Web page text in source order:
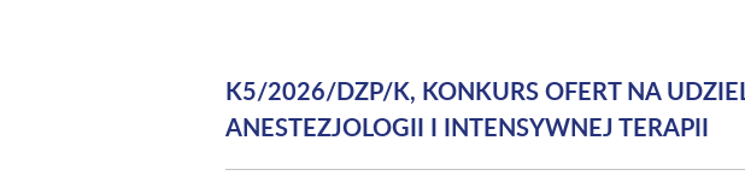
K5/2026/DZP/K, KONKURS OFERT NA
ANESTEZJOLOGII I INTENSYWNEJ TERAPII